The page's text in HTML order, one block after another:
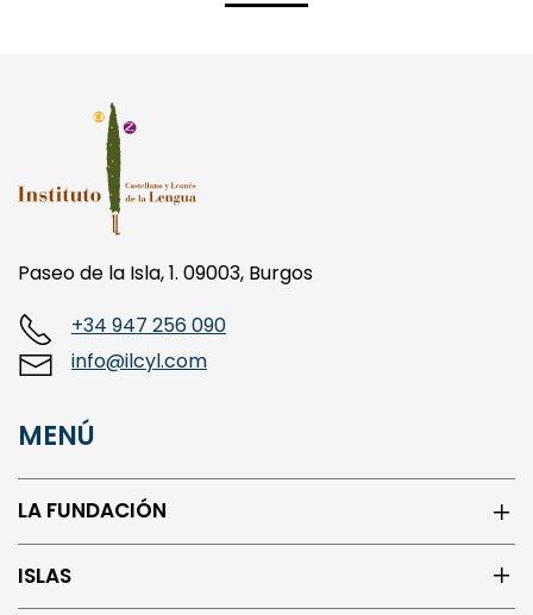
Paseo de la Isla, 1. 09003, Burgos
info@ilcyl.com
LA FUNDACIÓN
ISLAS
ACTUALIDAD